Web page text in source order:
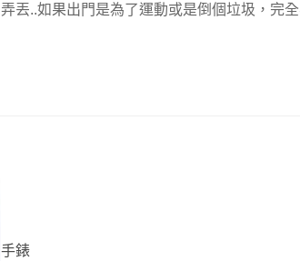
弄丟..如果出門是為了運動或是倒個垃圾，完
手錶